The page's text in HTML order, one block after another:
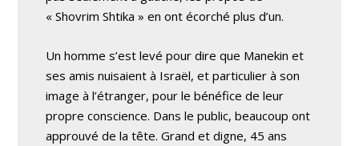
« Shovrim Shtika » en ont écorché plus d’un.
Un homme s’est levé pour dire que Manekin et
ses amis nuisaient à Israël, et particulier à son
image à l’étranger, pour le bénéfice de leur
propre conscience. Dans le public, beaucoup ont
approuvé de la tête. Grand et digne, 45 ans